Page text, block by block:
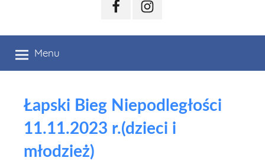
FacebookInstagram
Menu
Łapski Bieg Niepodległości
11.11.2023 r.(dzieci i
młodzież)